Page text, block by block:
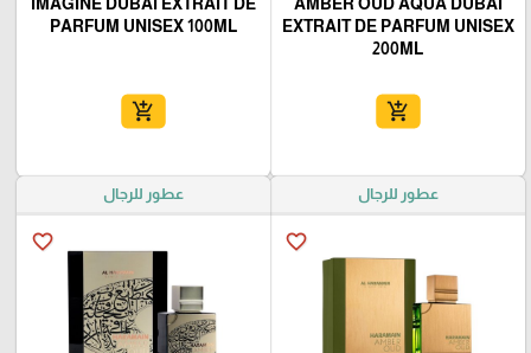
AMBER OUD AQUA DUBAI
EXTRAIT DE PARFUM UNISEX
200ML
add_shopping_cart
IMAGINE DUBAI EXTRAIT DE
PARFUM UNISEX 100ML
add_shopping_cart
عطور للرجال
favorite_border
عطور للرجال
favorite_border